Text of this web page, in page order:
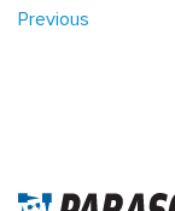
Previous